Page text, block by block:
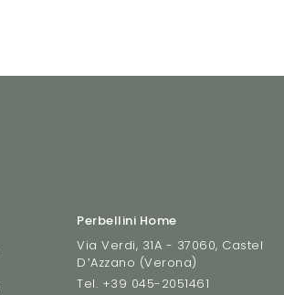
Perbellini Home
Via Verdi, 31A - 37060, Castel
D’Azzano (Verona)
Tel. +39 045-2051461